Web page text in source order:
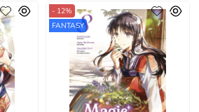
- 12%
FANTASY